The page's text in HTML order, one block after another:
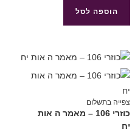
הוספה לסל
צפייה בתשלום
כוזרי 106 – מאמר ה אות
יח